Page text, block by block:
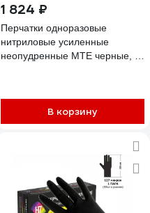
1 824 ₽
Перчатки одноразовые
нитриловые усиленные
неопудренные MTE черные, р.
В корзину